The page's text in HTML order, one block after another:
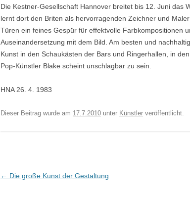
Die Kestner-Gesellschaft Hannover breitet bis 12. Juni das
lernt dort den Briten als hervorragenden Zeichner und
Türen ein feines Gespür für effektvolle Farbkompositionen
Auseinandersetzung mit dem Bild. Am besten und
Kunst in den Schaukästen der Bars und Ringerhallen, in
Pop-Künstler Blake scheint unschlagbar zu sein.
HNA 26. 4. 1983
Dieser Beitrag wurde am 17.7.2010 unter Künstler veröffentlicht.
Beitragsnavigation
← Die große Kunst der Gestaltung